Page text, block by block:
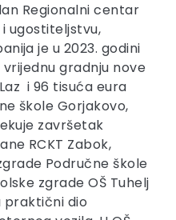
Regionalni centar
ugostiteljstvu,
je u 2023. godini
vrijednu gradnju nove
i 96 tisuća eura
škole Gorjakovo,
završetak
RCKT Zabok,
Područne škole
zgrade OŠ Tuhelj
praktični dio